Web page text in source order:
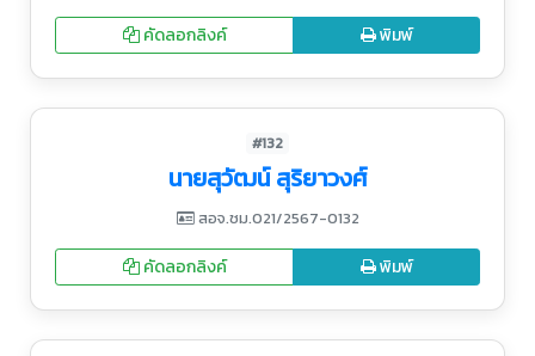
คัดลอกลิงค์ พิมพ์
#132
นายสุวัฒน์ สุริยาวงศ์
สอจ.ชม.021/2567-0132
คัดลอกลิงค์ พิมพ์